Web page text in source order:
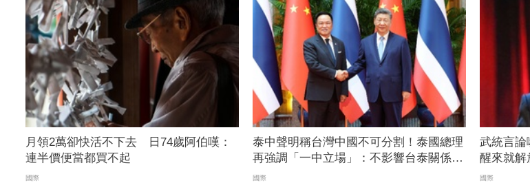
月領2萬卻快活不下去 日74歲阿伯嘆：
連半價便當都買不起
國際
泰中聲明稱台灣中國不可分割！泰國總理
再強調「一中立場」：不影響台泰關係與
免簽
國際
武統言論
醒來就
響
國際